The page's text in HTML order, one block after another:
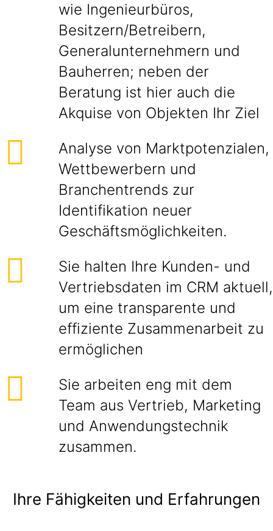
wie Ingenieurbüros,
Besitzern/Betreibern,
Generalunternehmern und
Bauherren; neben der
Beratung ist hier auch die
Akquise von Objekten Ihr Ziel
Analyse von Marktpotenzialen,
Wettbewerbern und
Branchentrends zur
Identifikation neuer
Geschäftsmöglichkeiten.
Sie halten Ihre Kunden- und
Vertriebsdaten im CRM aktuell,
um eine transparente und
effiziente Zusammenarbeit zu
ermöglichen
Sie arbeiten eng mit dem
Team aus Vertrieb, Marketing
und Anwendungstechnik
zusammen.
Ihre Fähigkeiten und Erfahrungen